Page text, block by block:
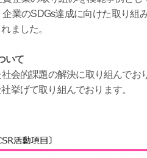
業のSDGs達成に向けた取り組
ました。
いて
会的課題の解決に取り組んでお
挙げて取り組んでおります。